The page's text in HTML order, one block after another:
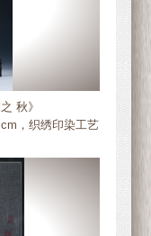
秋》
，织绣印染工艺